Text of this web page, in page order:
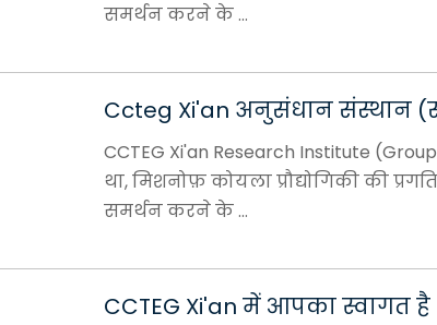
समर्थन करने के ...
Ccteg Xi'an अनुसंधान संस्थान
CCTEG Xi'an Research Institute
था, मिशनोफ़ कोयला प्रौद्योगिकी की
समर्थन करने के ...
CCTEG Xi'an में आपका स्वागत है